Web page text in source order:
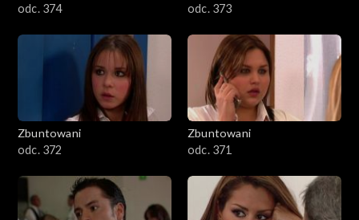
odc. 374
odc. 373
Zbuntowani
odc. 372
Zbuntowani
odc. 371